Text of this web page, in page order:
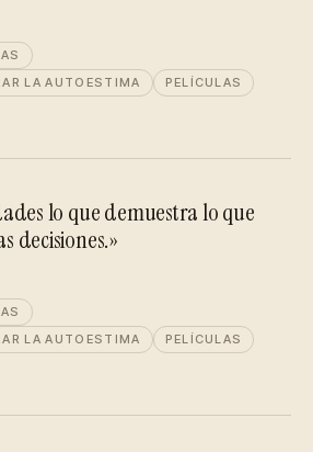
LA AUTOESTIMA
PELÍCULAS
lo que demuestra lo que
decisiones.»
LA AUTOESTIMA
PELÍCULAS